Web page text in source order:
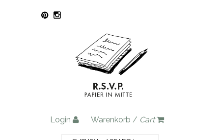
Login Warenkorb / Cart